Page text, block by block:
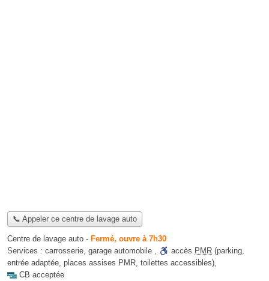
📞 Appeler ce centre de lavage auto
Centre de lavage auto - Fermé, ouvre à 7h30
Services : carrosserie, garage automobile , accès PMR (parking,
entrée adaptée, places assises PMR, toilettes accessibles),
CB acceptée